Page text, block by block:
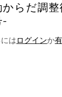
からだ調
-
は ログインか